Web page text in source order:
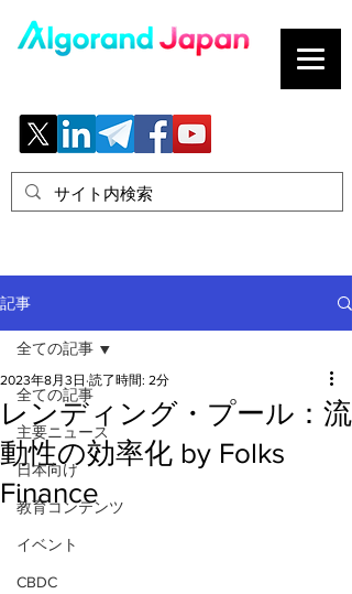
記事
全ての記事
主要ニュース
日本向け
教育コンテンツ
イベント
CBDC
全ての記事
レンディング・プール：流
動性の効率化 by Folks
Finance
2023年8月3日 読了時間: 2分